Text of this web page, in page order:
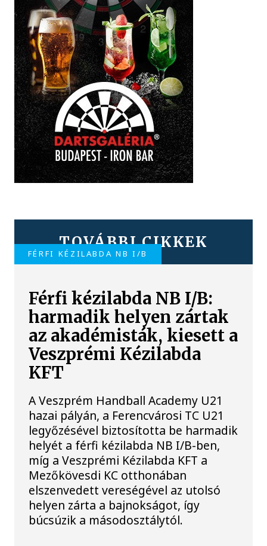
TOVÁBBI CIKKEK
FÉRFI KÉZILABDA NB I/B
Férfi kézilabda NB I/B:
harmadik helyen zártak
az akadémisták, kiesett a
Veszprémi Kézilabda
KFT
A Veszprém Handball Academy U21
hazai pályán, a Ferencvárosi TC U21
legyőzésével biztosította be harmadik
helyét a férfi kézilabda NB I/B-ben,
míg a Veszprémi Kézilabda KFT a
Mezőkövesdi KC otthonában
elszenvedett vereségével az utolsó
helyen zárta a bajnokságot, így
búcsúzik a másodosztálytól.